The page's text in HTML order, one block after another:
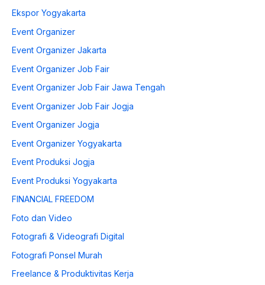
Ekspor Yogyakarta
Event Organizer
Event Organizer Jakarta
Event Organizer Job Fair
Event Organizer Job Fair Jawa Tengah
Event Organizer Job Fair Jogja
Event Organizer Jogja
Event Organizer Yogyakarta
Event Produksi Jogja
Event Produksi Yogyakarta
FINANCIAL FREEDOM
Foto dan Video
Fotografi & Videografi Digital
Fotografi Ponsel Murah
Freelance & Produktivitas Kerja